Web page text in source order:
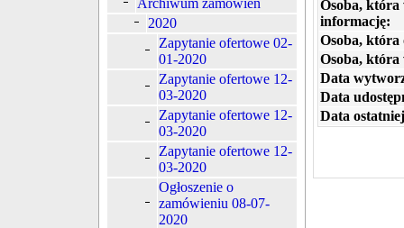
Archiwum zamówień
2020
Zapytanie ofertowe 02-
01-2020
Zapytanie ofertowe 12-
03-2020
Zapytanie ofertowe 12-
03-2020
Zapytanie ofertowe 12-
03-2020
Ogłoszenie o
zamówieniu 08-07-
2020
Osoba, która
informację:
Osoba, która
Osoba, która
Data
Data
Data